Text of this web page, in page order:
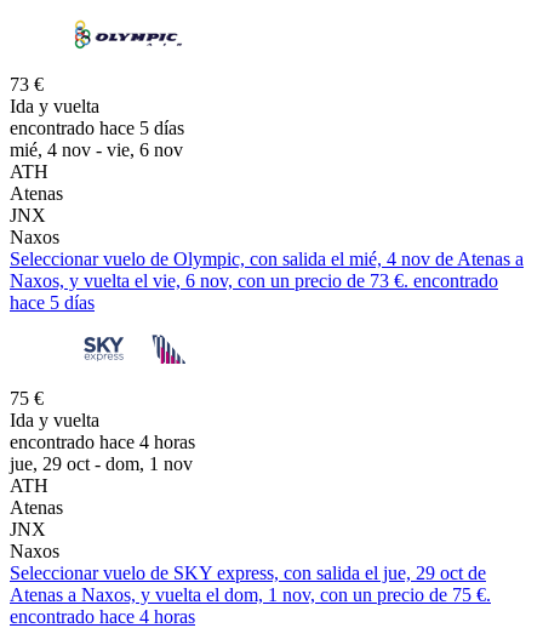
73 €
Ida y vuelta
encontrado hace 5 días
mié, 4 nov - vie, 6 nov
ATH
Atenas
JNX
Naxos
Seleccionar vuelo de Olympic, con salida el mié, 4 nov de Atenas a
Naxos, y vuelta el vie, 6 nov, con un precio de 73 €. encontrado
hace 5 días
75 €
Ida y vuelta
encontrado hace 4 horas
jue, 29 oct - dom, 1 nov
ATH
Atenas
JNX
Naxos
Seleccionar vuelo de SKY express, con salida el jue, 29 oct de
Atenas a Naxos, y vuelta el dom, 1 nov, con un precio de 75 €.
encontrado hace 4 horas